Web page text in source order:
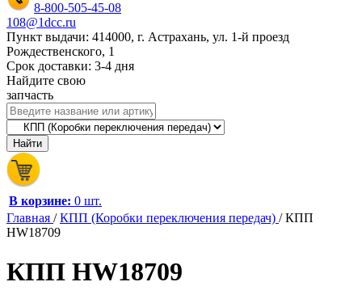
8-800-505-45-08
108@1dcc.ru
Пункт выдачи: 414000, г. Астрахань, ул. 1-й проезд
Рождественского, 1
Срок доставки: 3-4 дня
Найдите свою
запчасть
В корзине: 0 шт.
Главная /КПП (Коробки переключения передач) /КПП
HW18709
КПП HW18709